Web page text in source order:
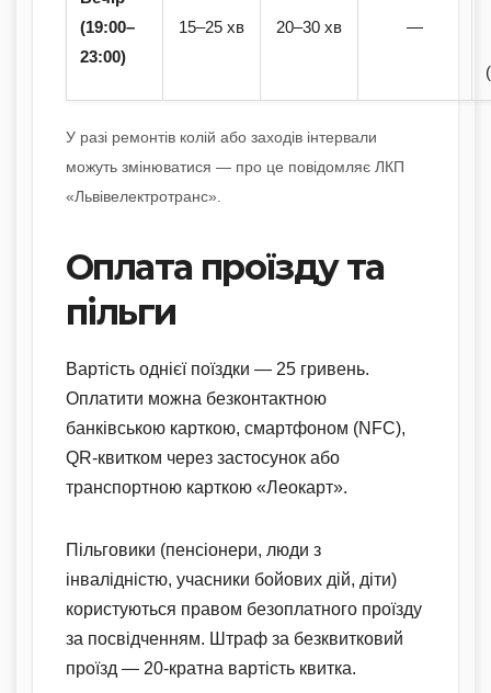
(19:00–
23:00)
15–25 хв 20–30 хв —
У разі ремонтів колій або заходів інтервали
можуть змінюватися — про це повідомляє ЛКП
«Львівелектротранс».
Оплата проїзду та
пільги
Вартість однієї поїздки — 25 гривень.
Оплатити можна безконтактною
банківською карткою, смартфоном (NFC),
QR-квитком через застосунок або
транспортною карткою «Леокарт».
Пільговики (пенсіонери, люди з
інвалідністю, учасники бойових дій, діти)
користуються правом безоплатного проїзду
за посвідченням. Штраф за безквитковий
проїзд — 20-кратна вартість квитка.